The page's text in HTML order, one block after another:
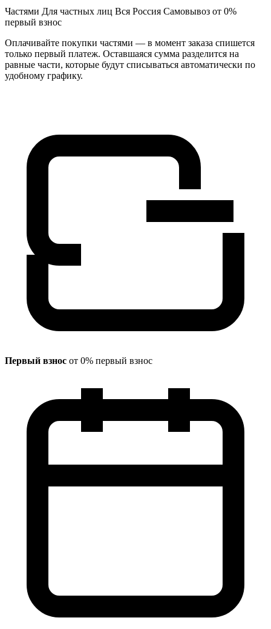
Частями Для частных лиц Вся Россия Самовывоз от 0%
первый взнос
Оплачивайте покупки частями — в момент заказа спишется
только первый платеж. Оставшаяся сумма разделится на
равные части, которые будут списываться автоматически по
удобному графику.
Первый взнос от 0% первый взнос